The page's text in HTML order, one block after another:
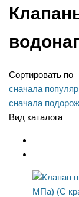
Сортировать по
сначала
сначала
Вид каталога